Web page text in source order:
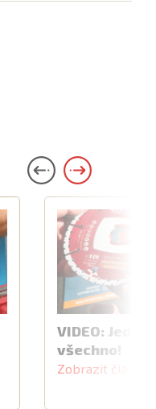
VIDEO:
všechno!
Zobrazit článek